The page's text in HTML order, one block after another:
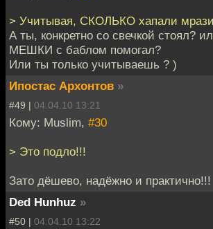
> Учитывая, СКОЛЬКО хапали
А ты, конкретно со свечкой стоял?
МЕШКИ с баблом помогал?
Или ты только учитываешь ? )
Ипостас Архонтов »
#49 | 04.04.10 13:21
Кому: Muslim, #30
> Это подло!!!
Зато дёшево, надёжно и практично!!!
Ded Hunhuz »
#50 | 04.04.10 13:22